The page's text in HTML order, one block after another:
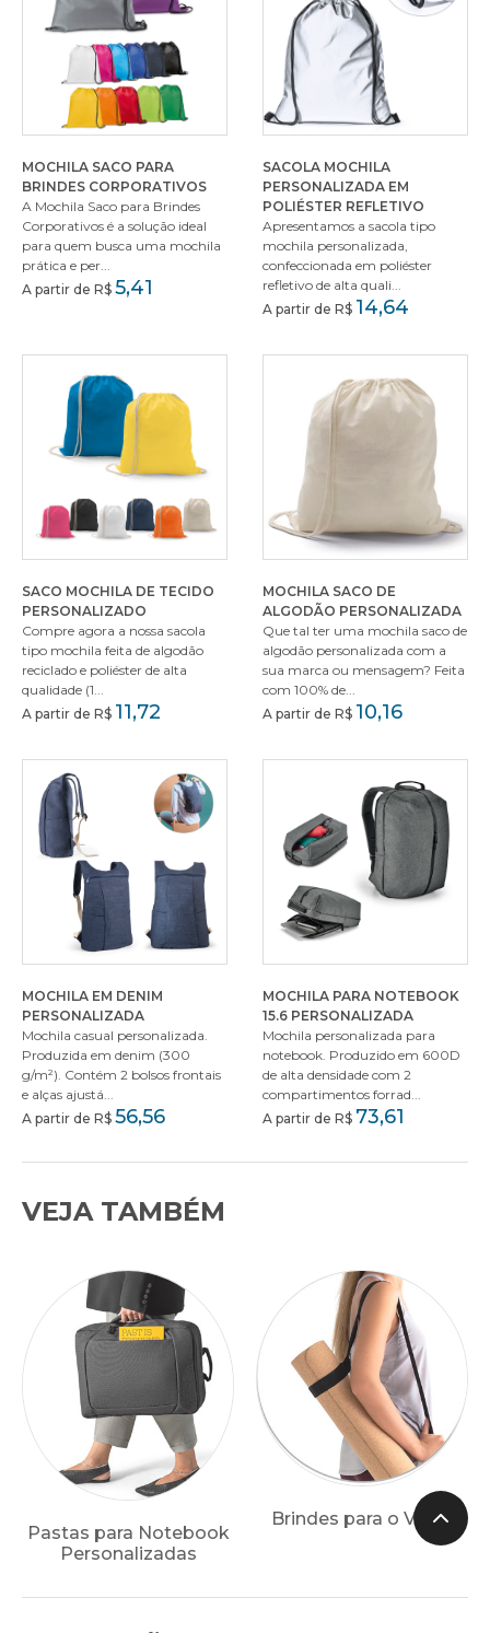
MOCHILA SACO PARA
BRINDES CORPORATIVOS
A Mochila Saco para Brindes
Corporativos é a solução ideal
para quem busca uma mochila
prática e per...
A partir de R$ 5,41
SACOLA MOCHILA
PERSONALIZADA EM
POLIÉSTER REFLETIVO
Apresentamos a sacola tipo
mochila personalizada,
confeccionada em poliéster
refletivo de alta quali...
A partir de R$ 14,64
SACO MOCHILA DE TECIDO
PERSONALIZADO
Compre agora a nossa sacola
tipo mochila feita de algodão
reciclado e poliéster de alta
qualidade (1...
A partir de R$ 11,72
MOCHILA SACO DE
ALGODÃO PERSONALIZADA
Que tal ter uma mochila saco de
algodão personalizada com a
sua marca ou mensagem? Feita
com 100% de...
A partir de R$ 10,16
MOCHILA EM DENIM
PERSONALIZADA
Mochila casual personalizada.
Produzida em denim (300
g/m²). Contém 2 bolsos frontais
e alças ajustá...
A partir de R$ 56,56
MOCHILA PARA NOTEBOOK
15.6 PERSONALIZADA
Mochila personalizada para
notebook. Produzido em 600D
de alta densidade com 2
compartimentos forrad...
A partir de R$ 73,61
VEJA TAMBÉM
Pastas para Notebook
Personalizadas
Brindes para o Verão